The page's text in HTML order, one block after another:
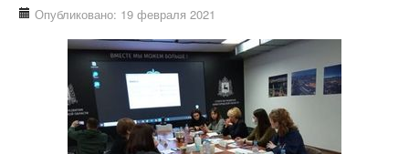
Опубликовано: 19 февраля 2021